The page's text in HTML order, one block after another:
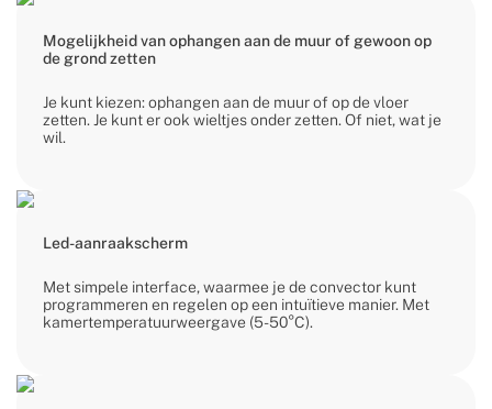
Mogelijkheid van ophangen aan de muur of gewoon op
de grond zetten
Je kunt kiezen: ophangen aan de muur of op de vloer
zetten. Je kunt er ook wieltjes onder zetten. Of niet, wat je
wil.
Led-aanraakscherm
Met simpele interface, waarmee je de convector kunt
programmeren en regelen op een intuïtieve manier. Met
kamertemperatuurweergave (5-50°C).